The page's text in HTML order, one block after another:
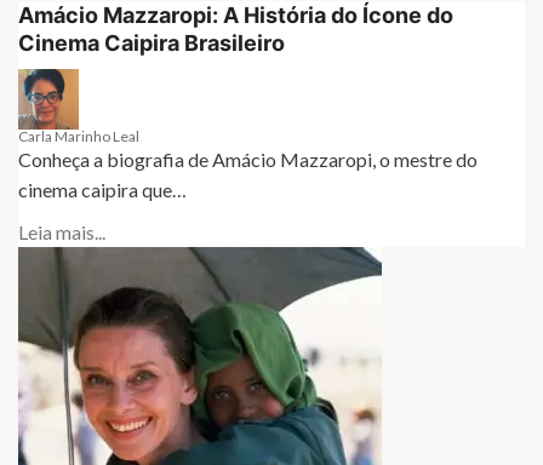
Amácio Mazzaropi: A História do Ícone do
Cinema Caipira Brasileiro
Carla Marinho Leal
Conheça a biografia de Amácio Mazzaropi, o mestre do
cinema caipira que…
Leia mais...